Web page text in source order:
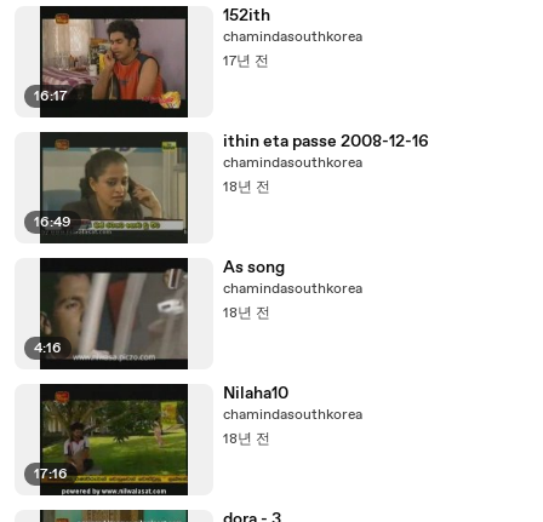
16:17
152ith
chamindasouthkorea
17년 전
16:49
ithin eta passe 2008-12-16
chamindasouthkorea
18년 전
4:16
As song
chamindasouthkorea
18년 전
17:16
Nilaha10
chamindasouthkorea
18년 전